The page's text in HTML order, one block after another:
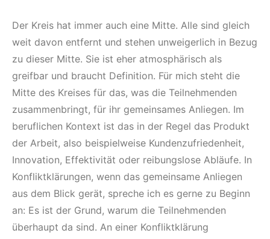
Der Kreis hat immer auch eine Mitte. Alle sind gleich
weit davon entfernt und stehen unweigerlich in Bezug
zu dieser Mitte. Sie ist eher atmosphärisch als
greifbar und braucht Definition. Für mich steht die
Mitte des Kreises für das, was die Teilnehmenden
zusammenbringt, für ihr gemeinsames Anliegen. Im
beruflichen Kontext ist das in der Regel das Produkt
der Arbeit, also beispielweise Kundenzufriedenheit,
Innovation, Effektivität oder reibungslose Abläufe. In
Konfliktklärungen, wenn das gemeinsame Anliegen
aus dem Blick gerät, spreche ich es gerne zu Beginn
an: Es ist der Grund, warum die Teilnehmenden
überhaupt da sind. An einer Konfliktklärung